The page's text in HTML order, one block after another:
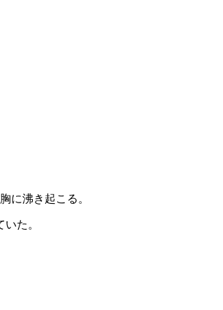
に沸き起こる。
た。